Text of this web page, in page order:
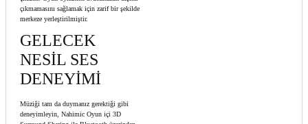
çıkmamasını sağlamak için zarif bir şekilde
merkeze yerleştirilmiştir.
GELECEK
NESİL SES
DENEYİMİ
Müziği tam da duymanız gerektiği gibi
deneyimleyin, Nahimic Oyun içi 3D